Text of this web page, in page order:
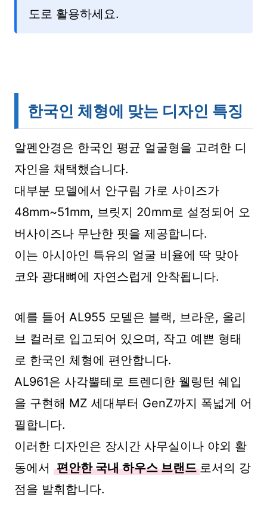
도로 활용하세요.
한국인 체형에 맞는 디자인 특징
알펜안경은 한국인 평균 얼굴형을 고려한 디
자인을 채택했습니다.
대부분 모델에서 안구림 가로 사이즈가
48mm~51mm, 브릿지 20mm로 설정되어 오
버사이즈나 무난한 핏을 제공합니다.
이는 아시아인 특유의 얼굴 비율에 딱 맞아
코와 광대뼈에 자연스럽게 안착됩니다.
예를 들어 AL955 모델은 블랙, 브라운, 올리
브 컬러로 입고되어 있으며, 작고 예쁜 형태
로 한국인 체형에 편안합니다.
AL961은 사각뿔테로 트렌디한 웰링턴 쉐입
을 구현해 MZ 세대부터 GenZ까지 폭넓게 어
필합니다.
이러한 디자인은 장시간 사무실이나 야외 활
동에서 편안한 국내 하우스 브랜드 로서의 강
점을 발휘합니다.